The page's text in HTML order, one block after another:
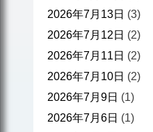
2026年7月13日 (3)
2026年7月12日 (2)
2026年7月11日 (2)
2026年7月10日 (2)
2026年7月9日 (1)
2026年7月6日 (1)